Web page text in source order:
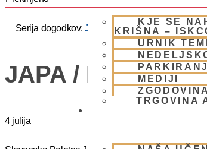
KJE SE
KRIŠNA –
URNIK
MEDIJI
ZGODOVINA
TRGOVINA
Serija dogodkov:JAPA / KIRTAN UMIK
JAPA / KIRTAN
4 julija